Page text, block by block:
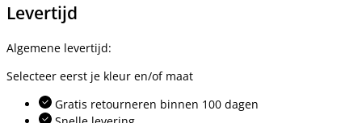
Levertijd
Algemene levertijd:
Selecteer eerst je kleur en/of maat
Gratis retourneren binnen 100 dagen